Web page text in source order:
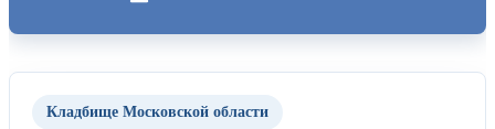
Кладбище Московской области